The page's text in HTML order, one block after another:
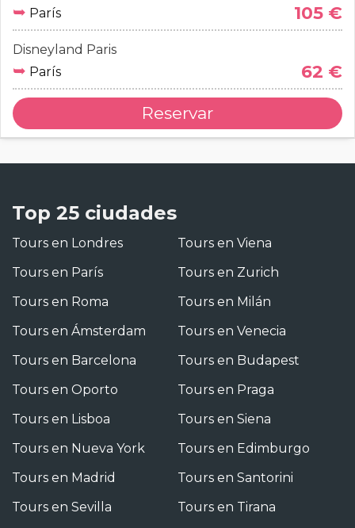
➥ París 105 €
Disneyland Paris
➥ París 62 €
Reservar
Top 25 ciudades
Tours en Londres
Tours en París
Tours en Roma
Tours en Ámsterdam
Tours en Barcelona
Tours en Oporto
Tours en Lisboa
Tours en Nueva York
Tours en Madrid
Tours en Sevilla
Tours en Viena
Tours en Zurich
Tours en Milán
Tours en Venecia
Tours en Budapest
Tours en Praga
Tours en Siena
Tours en Edimburgo
Tours en Santorini
Tours en Tirana